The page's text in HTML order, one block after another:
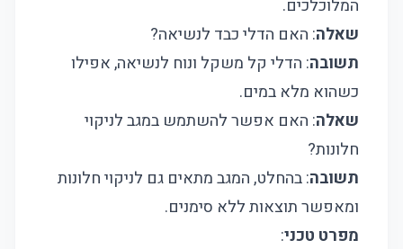
המלוכלכים.
שאלה: האם הדלי כבד לנשיאה?
תשובה: הדלי קל משקל ונוח לנשיאה, אפילו
כשהוא מלא במים.
שאלה: האם אפשר להשתמש במגב לניקוי
חלונות?
תשובה: בהחלט, המגב מתאים גם לניקוי חלונות
ומאפשר תוצאות ללא סימנים.
מפרט טכני: